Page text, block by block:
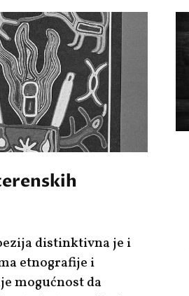
distinktivna je i
etnografije i
mogućnost da